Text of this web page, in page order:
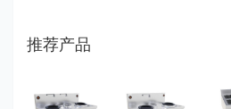
推荐产品